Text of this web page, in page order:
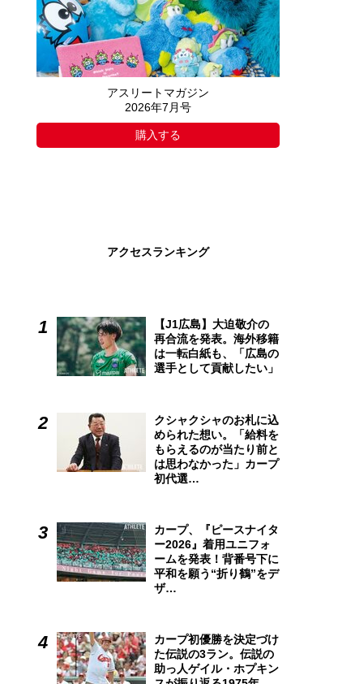
アスリートマガジン
2026年7月号
購入する
アクセスランキング
【J1広島】大迫敬介の
再合流を発表。海外移籍
は一転白紙も、「広島の
選手として貢献したい」
クシャクシャのお札に込
められた想い。「給料を
もらえるのが当たり前と
は思わなかった」カープ
初代選…
カープ、『ピースナイタ
ー2026』着用ユニフォ
ームを発表！背番号下に
平和を願う“折り鶴”をデ
ザ…
カープ初優勝を決定づけ
た伝説の3ラン。伝説の
助っ人ゲイル・ホプキン